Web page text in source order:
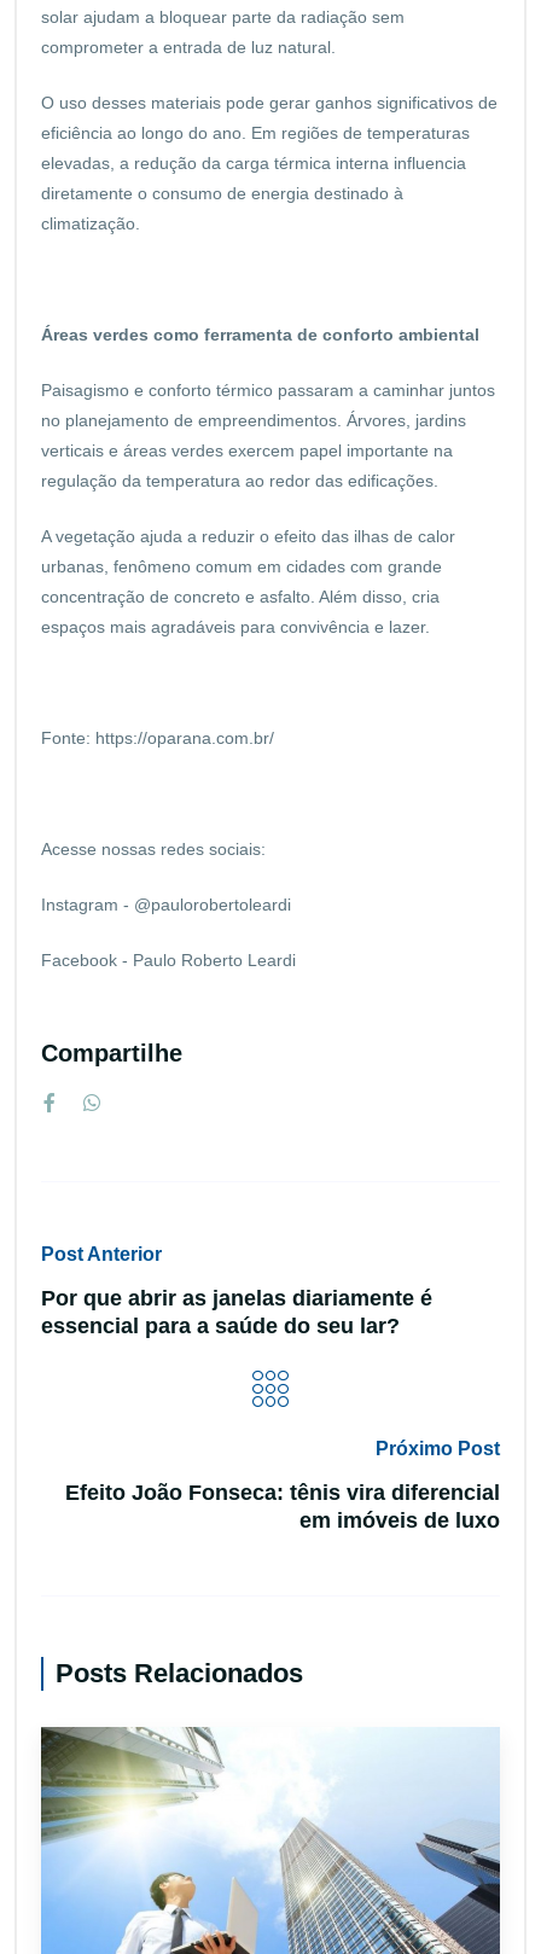
solar ajudam a bloquear parte da radiação sem
comprometer a entrada de luz natural.
O uso desses materiais pode gerar ganhos significativos de
eficiência ao longo do ano. Em regiões de temperaturas
elevadas, a redução da carga térmica interna influencia
diretamente o consumo de energia destinado à
climatização.
Áreas verdes como ferramenta de conforto ambiental
Paisagismo e conforto térmico passaram a caminhar juntos
no planejamento de empreendimentos. Árvores, jardins
verticais e áreas verdes exercem papel importante na
regulação da temperatura ao redor das edificações.
A vegetação ajuda a reduzir o efeito das ilhas de calor
urbanas, fenômeno comum em cidades com grande
concentração de concreto e asfalto. Além disso, cria
espaços mais agradáveis para convivência e lazer.
Fonte: https://oparana.com.br/
Acesse nossas redes sociais:
Instagram - @paulorobertoleardi
Facebook - Paulo Roberto Leardi
Compartilhe
Post Anterior
Por que abrir as janelas diariamente é
essencial para a saúde do seu lar?
Próximo Post
Efeito João Fonseca: tênis vira diferencial
em imóveis de luxo
Posts Relacionados